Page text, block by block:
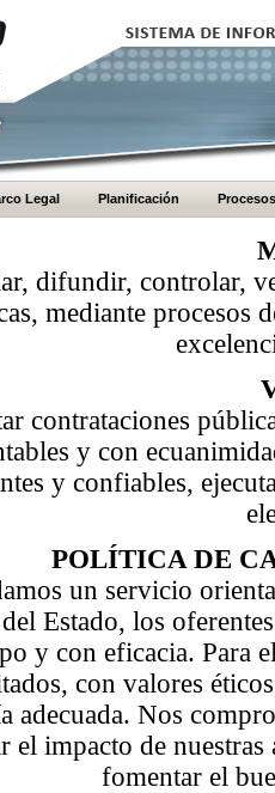
Legal Planificación Procesos
difundir, controlar,
mediante procesos
contrataciones
y con
y confiables,
POLÍTICA DE
un servicio
Estado, los
y con eficacia. Para
con valores
adecuada. Nos
el impacto de
fomentar el